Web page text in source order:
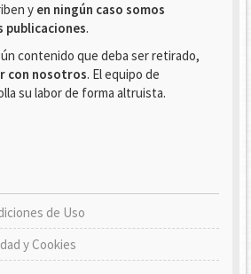
y en ningún caso somos
publicaciones.
contenido que deba ser retirado,
con nosotros. El equipo de
su labor de forma altruista.
de Uso
y Cookies